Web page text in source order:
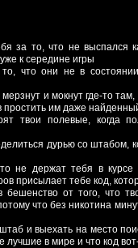
за то, что не выспался
к середине игры
что они не в
и мокнут где-то
простить им даже
твои полевые, когда
дурью со штабом,
не держат тебя в курсе
присылает тебе код,
от того, что
что без никотина
и выехать на место
в мире и что код